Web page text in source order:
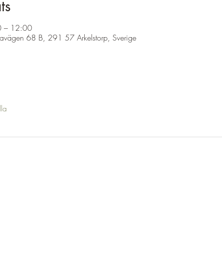
– 12:00
68 B, 291 57 Arkelstorp, Sverige